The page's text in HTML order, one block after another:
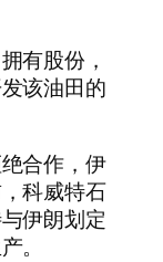
有股份，
该油田的
合作，伊
科威特石
伊朗划定
。